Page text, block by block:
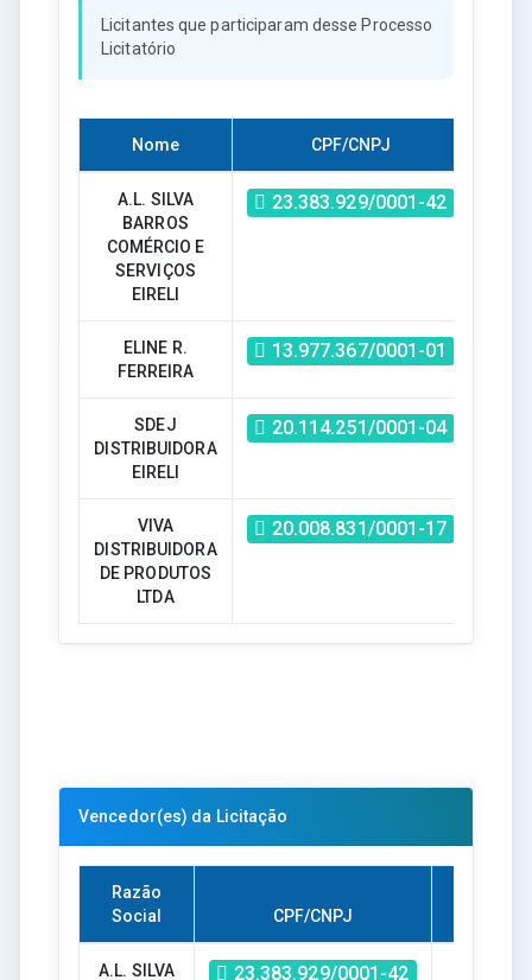
Licitantes que participaram desse Processo
Licitatório
Nome CPF/CNPJ
A.L. SILVA
BARROS
COMÉRCIO E
SERVIÇOS
EIRELI
23.383.929/0001-42
ELINE R.
FERREIRA
13.977.367/0001-01
SDEJ
DISTRIBUIDORA
EIRELI
20.114.251/0001-04
VIVA
DISTRIBUIDORA
DE PRODUTOS
LTDA
20.008.831/0001-17
Vencedor(es) da Licitação
Razão
Social
CPF/CNPJ
A.L. SILVA 23.383.929/0001-42